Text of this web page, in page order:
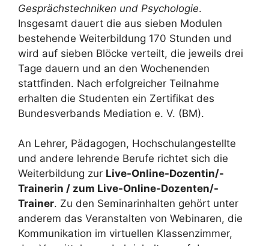
Gesprächstechniken und Psychologie.
Insgesamt dauert die aus sieben Modulen
bestehende Weiterbildung 170 Stunden und
wird auf sieben Blöcke verteilt, die jeweils drei
Tage dauern und an den Wochenenden
stattfinden. Nach erfolgreicher Teilnahme
erhalten die Studenten ein Zertifikat des
Bundesverbands Mediation e. V. (BM).
An Lehrer, Pädagogen, Hochschulangestellte
und andere lehrende Berufe richtet sich die
Weiterbildung zur Live-Online-Dozentin/-
Trainerin / zum Live-Online-Dozenten/-
Trainer. Zu den Seminarinhalten gehört unter
anderem das Veranstalten von Webinaren, die
Kommunikation im virtuellen Klassenzimmer,